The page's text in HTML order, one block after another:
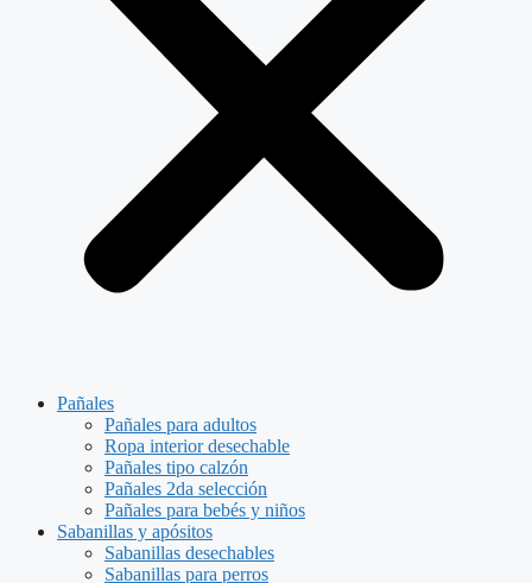
Pañales
Pañales para adultos
Ropa interior desechable
Pañales tipo calzón
Pañales 2da selección
Pañales para bebés y niños
Sabanillas y apósitos
Sabanillas desechables
Sabanillas para perros